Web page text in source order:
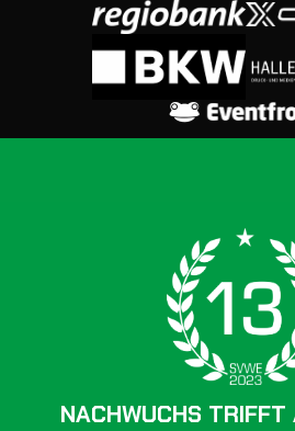
NACHWUCHS TRIFFT